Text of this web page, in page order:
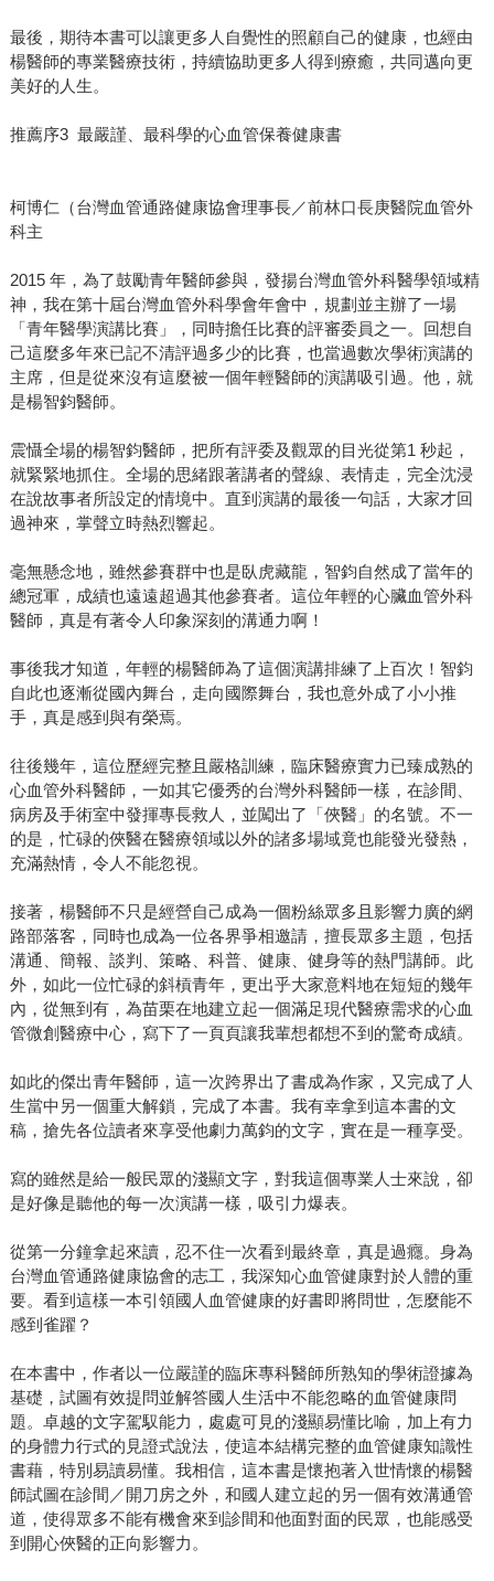
最後，期待本書可以讓更多人自覺性的照顧自己的健康，也經由
楊醫師的專業醫療技術，持續協助更多人得到療癒，共同邁向更
美好的人生。
推薦序3 最嚴謹、最科學的心血管保養健康書
柯博仁（台灣血管通路健康協會理事長／前林口長庚醫院血管外
科主
2015 年，為了鼓勵青年醫師參與，發揚台灣血管外科醫學領域精
神，我在第十屆台灣血管外科學會年會中，規劃並主辦了一場
「青年醫學演講比賽」，同時擔任比賽的評審委員之一。回想自
己這麼多年來已記不清評過多少的比賽，也當過數次學術演講的
主席，但是從來沒有這麼被一個年輕醫師的演講吸引過。他，就
是楊智鈞醫師。
震懾全場的楊智鈞醫師，把所有評委及觀眾的目光從第1 秒起，
就緊緊地抓住。全場的思緒跟著講者的聲線、表情走，完全沈浸
在說故事者所設定的情境中。直到演講的最後一句話，大家才回
過神來，掌聲立時熱烈響起。
毫無懸念地，雖然參賽群中也是臥虎藏龍，智鈞自然成了當年的
總冠軍，成績也遠遠超過其他參賽者。這位年輕的心臟血管外科
醫師，真是有著令人印象深刻的溝通力啊！
事後我才知道，年輕的楊醫師為了這個演講排練了上百次！智鈞
自此也逐漸從國內舞台，走向國際舞台，我也意外成了小小推
手，真是感到與有榮焉。
往後幾年，這位歷經完整且嚴格訓練，臨床醫療實力已臻成熟的
心血管外科醫師，一如其它優秀的台灣外科醫師一樣，在診間、
病房及手術室中發揮專長救人，並闖出了「俠醫」的名號。不一
的是，忙碌的俠醫在醫療領域以外的諸多場域竟也能發光發熱，
充滿熱情，令人不能忽視。
接著，楊醫師不只是經營自己成為一個粉絲眾多且影響力廣的網
路部落客，同時也成為一位各界爭相邀請，擅長眾多主題，包括
溝通、簡報、談判、策略、科普、健康、健身等的熱門講師。此
外，如此一位忙碌的斜槓青年，更出乎大家意料地在短短的幾年
內，從無到有，為苗栗在地建立起一個滿足現代醫療需求的心血
管微創醫療中心，寫下了一頁頁讓我輩想都想不到的驚奇成績。
如此的傑出青年醫師，這一次跨界出了書成為作家，又完成了人
生當中另一個重大解鎖，完成了本書。我有幸拿到這本書的文
稿，搶先各位讀者來享受他劇力萬鈞的文字，實在是一種享受。
寫的雖然是給一般民眾的淺顯文字，對我這個專業人士來說，卻
是好像是聽他的每一次演講一樣，吸引力爆表。
從第一分鐘拿起來讀，忍不住一次看到最終章，真是過癮。身為
台灣血管通路健康協會的志工，我深知心血管健康對於人體的重
要。看到這樣一本引領國人血管健康的好書即將問世，怎麼能不
感到雀躍？
在本書中，作者以一位嚴謹的臨床專科醫師所熟知的學術證據為
基礎，試圖有效提問並解答國人生活中不能忽略的血管健康問
題。卓越的文字駕馭能力，處處可見的淺顯易懂比喻，加上有力
的身體力行式的見證式說法，使這本結構完整的血管健康知識性
書藉，特別易讀易懂。我相信，這本書是懷抱著入世情懷的楊醫
師試圖在診間／開刀房之外，和國人建立起的另一個有效溝通管
道，使得眾多不能有機會來到診間和他面對面的民眾，也能感受
到開心俠醫的正向影響力。